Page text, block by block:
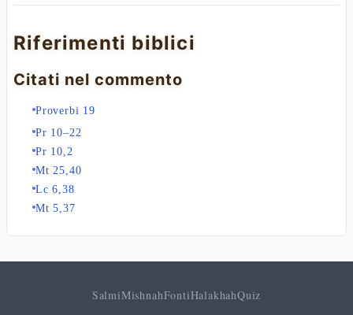
Riferimenti biblici
Citati nel commento
Proverbi 19
Pr 10–22
Pr 10,2
Mt 25,40
Lc 6,38
Mt 5,37
SalmiMishnahFontiHalakhahQuiz